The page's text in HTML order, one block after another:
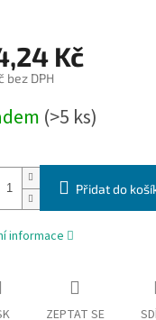
Kč
bez DPH
(>5 ks)
Přidat do
informace
ZEPTAT SE